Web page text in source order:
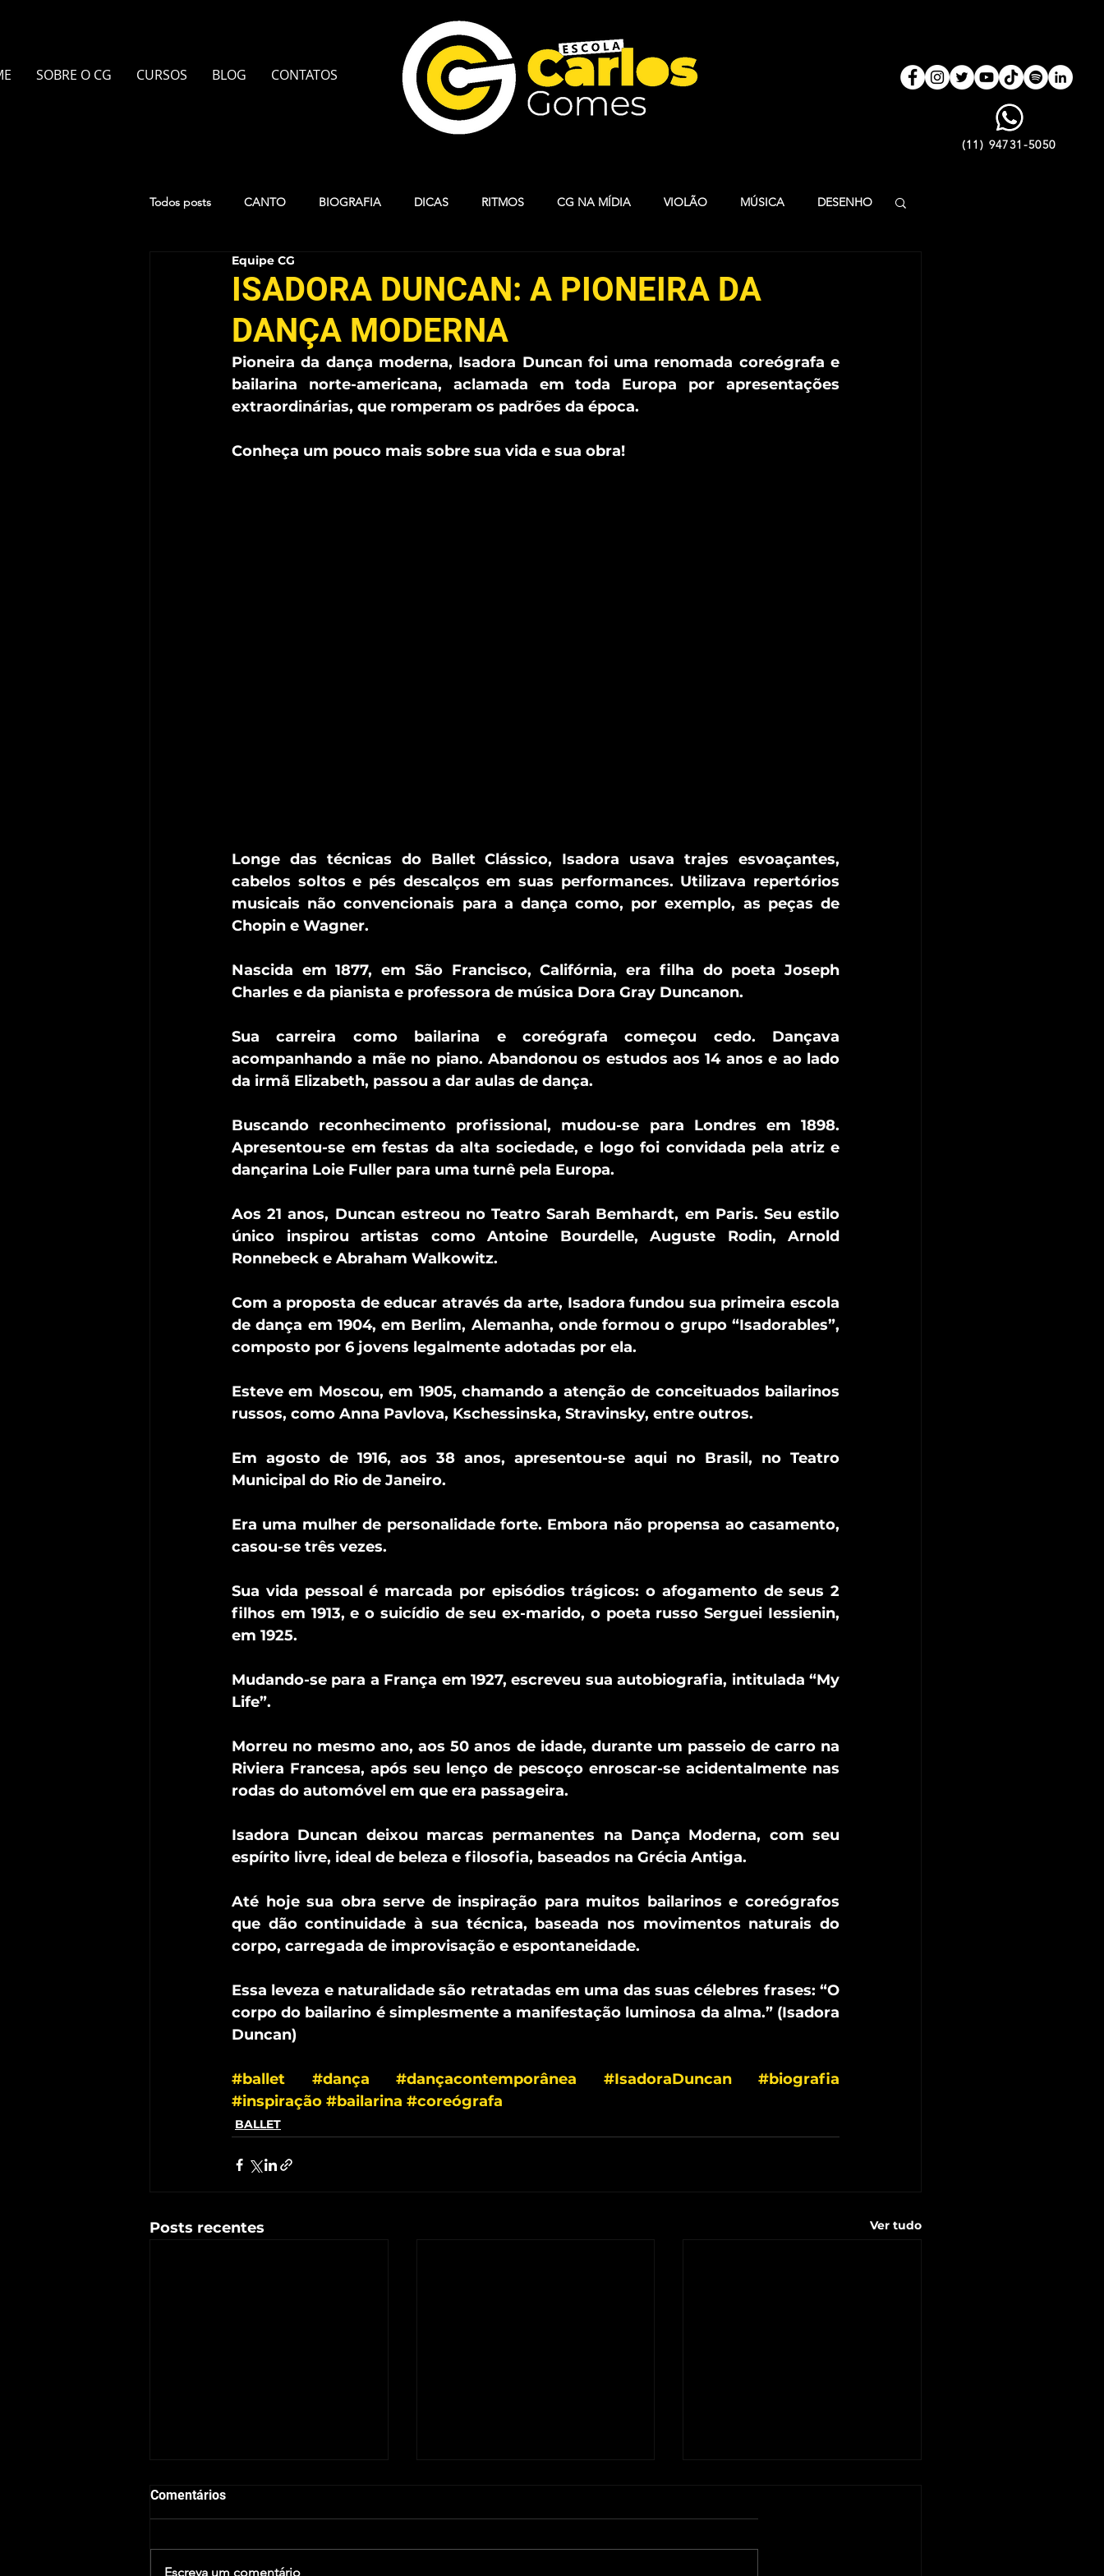
SOBRE O CG CURSOS BLOG CONTATOS
(11) 94731-5050
Todos posts CANTO BIOGRAFIA DICAS RITMOS CG NA MÍDIA VIOLÃO MÚSICA DESENHO
PIANO
PINTURA EM AQUARELA TECLADO
ISADORA DUNCAN: A PIONEIRA DA
DANÇA MODERNA
Equipe CG
Pioneira da dança moderna, Isadora Duncan foi uma renomada coreógrafa e
bailarina norte-americana, aclamada em toda Europa por apresentações
extraordinárias, que romperam os padrões da época.
Conheça um pouco mais sobre sua vida e sua obra!
Longe das técnicas do Ballet Clássico, Isadora usava trajes esvoaçantes,
cabelos soltos e pés descalços em suas performances. Utilizava repertórios
musicais não convencionais para a dança como, por exemplo, as peças de
Chopin e Wagner.
Nascida em 1877, em São Francisco, Califórnia, era filha do poeta Joseph
Charles e da pianista e professora de música Dora Gray Duncanon.
Sua carreira como bailarina e coreógrafa começou cedo. Dançava
acompanhando a mãe no piano. Abandonou os estudos aos 14 anos e ao lado
da irmã Elizabeth, passou a dar aulas de dança.
Buscando reconhecimento profissional, mudou-se para Londres em 1898.
Apresentou-se em festas da alta sociedade, e logo foi convidada pela atriz e
dançarina Loie Fuller para uma turnê pela Europa.
Aos 21 anos, Duncan estreou no Teatro Sarah Bemhardt, em Paris. Seu estilo
único inspirou artistas como Antoine Bourdelle, Auguste Rodin, Arnold
Ronnebeck e Abraham Walkowitz.
Com a proposta de educar através da arte, Isadora fundou sua primeira escola
de dança em 1904, em Berlim, Alemanha, onde formou o grupo “Isadorables”,
composto por 6 jovens legalmente adotadas por ela.
Esteve em Moscou, em 1905, chamando a atenção de conceituados bailarinos
russos, como Anna Pavlova, Kschessinska, Stravinsky, entre outros.
Em agosto de 1916, aos 38 anos, apresentou-se aqui no Brasil, no Teatro
Municipal do Rio de Janeiro.
Era uma mulher de personalidade forte. Embora não propensa ao casamento,
casou-se três vezes.
Sua vida pessoal é marcada por episódios trágicos: o afogamento de seus 2
filhos em 1913, e o suicídio de seu ex-marido, o poeta russo Serguei Iessienin,
em 1925.
Mudando-se para a França em 1927, escreveu sua autobiografia, intitulada “My
Life”.
Morreu no mesmo ano, aos 50 anos de idade, durante um passeio de carro na
Riviera Francesa, após seu lenço de pescoço enroscar-se acidentalmente nas
rodas do automóvel em que era passageira.
Isadora Duncan deixou marcas permanentes na Dança Moderna, com seu
espírito livre, ideal de beleza e filosofia, baseados na Grécia Antiga.
Até hoje sua obra serve de inspiração para muitos bailarinos e coreógrafos
que dão continuidade à sua técnica, baseada nos movimentos naturais do
corpo, carregada de improvisação e espontaneidade.
Essa leveza e naturalidade são retratadas em uma das suas célebres frases: “O
corpo do bailarino é simplesmente a manifestação luminosa da alma.” (Isadora
Duncan)
#ballet #dança #dançacontemporânea #IsadoraDuncan
#biografia
#inspiração #bailarina #coreógrafa
BALLET
Posts recentes Ver tudo
Comentários
Escreva um comentário